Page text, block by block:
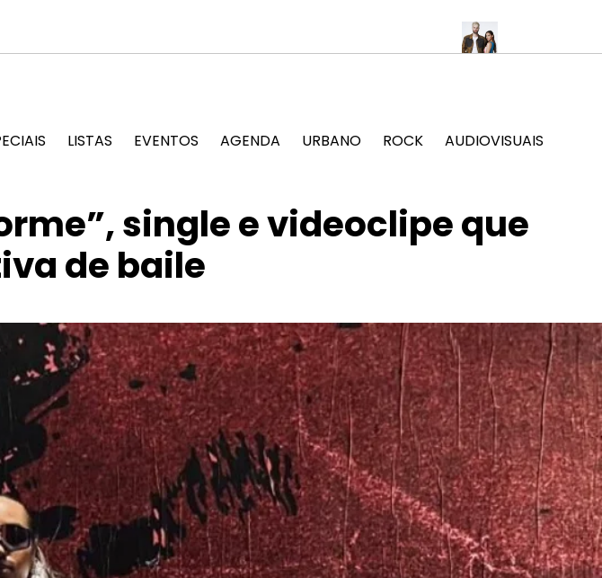
arte artesanal e celebra a cultura popular no Jockey Club
LISTAS EVENTOS AGENDA URBANO ROCK AUDIOVISUAIS
single e videoclipe que
de baile